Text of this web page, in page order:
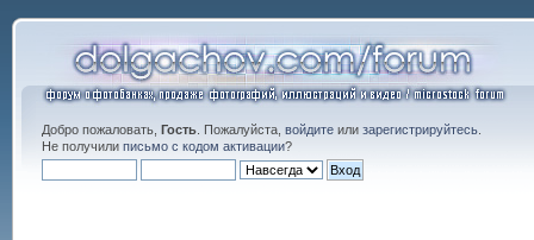
Добро пожаловать, Гость. Пожалуйста, войдитеили зарегистрируйтесь.
Не получили письмо с кодом активации?